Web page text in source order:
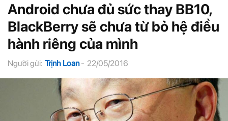
Android chưa đủ sức thay BB10,
BlackBerry sẽ chưa từ bỏ hệ điều
hành riêng của mình
Người gửi: Trịnh Loan - 22/05/2016